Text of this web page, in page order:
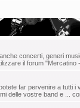
a
concerti, generi
il forum "Mercatino
far pervenire a tutti i
delle vostre band e ...